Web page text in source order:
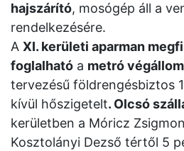
hajszárító, mosógép áll a
rendelkezésére.
A XI. kerületi aparman
foglalható a metró
tervezésű földrengésbiztos
kívül hőszigetelt. Olcsó
kerületben a Móricz
Kosztolányi Dezső tértől 5